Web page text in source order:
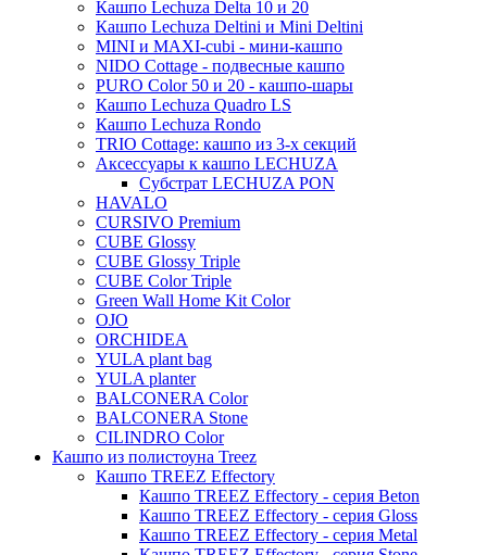
Ryan
Suze
Lindy
Karlijn
Moda
Pure
Кашпо Lechuza Delta 10 и 20
Кашпо Lechuza Deltini и Mini Deltini
MINI и MAXI-cubi - мини-кашпо
NIDO Cottage - подвесные кашпо
PURO Color 50 и 20 - кашпо-шары
Кашпо Lechuza Quadro LS
Кашпо Lechuza Rondo
TRIO Cottage: кашпо из 3-х секций
Аксессуары к кашпо LECHUZA
Субстрат LECHUZA PON
HAVALO
CURSIVO Premium
CUBE Glossy
CUBE Glossy Triple
CUBE Color Triple
Green Wall Home Kit Color
OJO
ORCHIDEA
YULA plant bag
YULA planter
BALCONERA Color
BALCONERA Stone
CILINDRO Color
Кашпо из полистоуна Treez
Кашпо TREEZ Effectory
Кашпо TREEZ Effectory - серия Beton
Кашпо TREEZ Effectory - серия Gloss
Кашпо TREEZ Effectory - серия Metal